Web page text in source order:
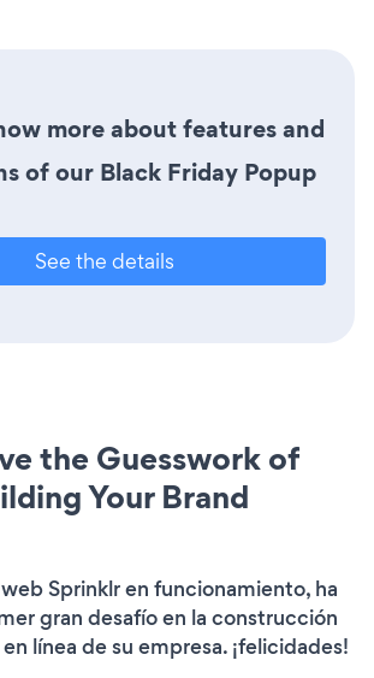
more about features and
of our Black Friday Popup
See the details
the Guesswork of
Your Brand
Sprinklr en funcionamiento, ha
gran desafío en la construcción
línea de su empresa. ¡felicidades!